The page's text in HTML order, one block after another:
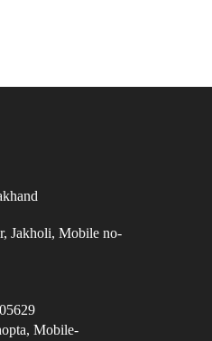
Jakholi, Mobile no-
Mobile-